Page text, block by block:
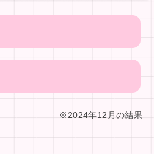
※2024年12月の結果